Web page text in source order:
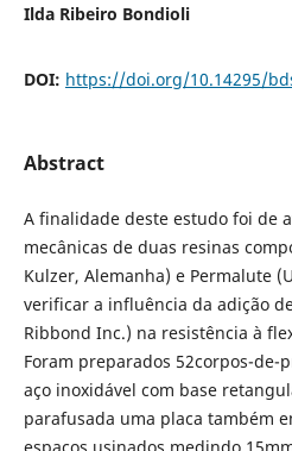
Ilda Ribeiro Bondioli
DOI: https://doi.org/10.14295/
Abstract
A finalidade deste estudo foi de
mecânicas de duas resinas
Kulzer, Alemanha) e Permalute
verificar a influência da adição
Ribbond Inc.) na resistência à
Foram preparados 52corpos-de-
aço inoxidável com base
parafusada uma placa também